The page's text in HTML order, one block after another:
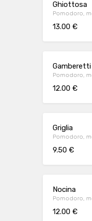
Ghiottosa
Pomodoro,
13.00 €
Pomodoro,
12.00 €
Griglia
Pomodoro,
9.50 €
Nocina
Pomodoro,
12.00 €